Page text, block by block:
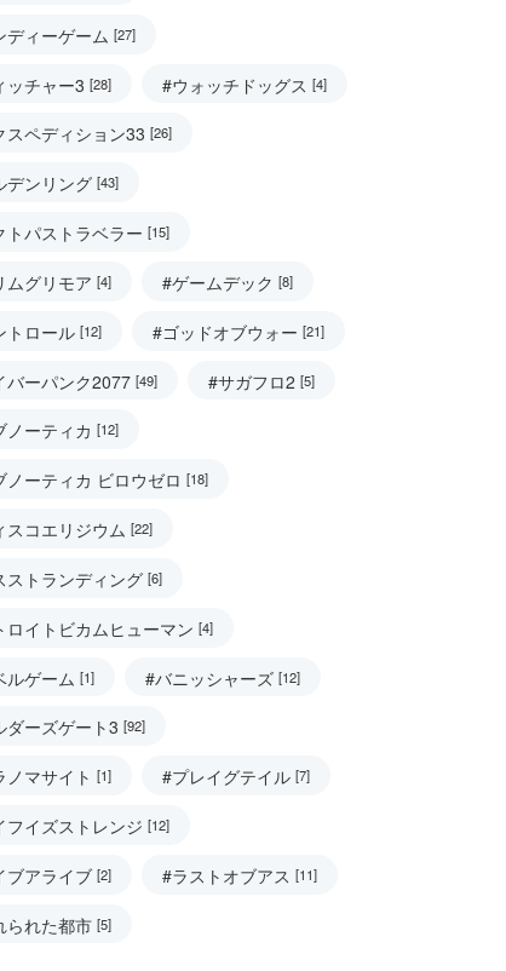
ディーゲーム [27]
ッチャー3 [28] #ウォッチドッグス [4]
スペディション33 [26]
デンリング [43]
トパストラベラー [15]
ムグリモア [4] #ゲームデック [8]
トロール [12] #ゴッドオブウォー [21]
バーパンク2077 [49] #サガフロ2 [5]
ノーティカ [12]
ノーティカ ビロウゼロ [18]
スコエリジウム [22]
ストランディング [6]
ロイトビカムヒューマン [4]
ルゲーム [1] #バニッシャーズ [12]
ダーズゲート3 [92]
ノマサイト [1] #プレイグテイル [7]
フイズストレンジ [12]
ブアライブ [2] #ラストオブアス [11]
られた都市 [5]